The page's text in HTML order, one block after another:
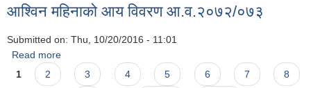
आश्विन महिनाको आय विवरण आ.व.२०७२/०७३
Submitted on: Thu, 10/20/2016 - 11:01
Read more
Pages
1 2 3 4 5 6 7 8